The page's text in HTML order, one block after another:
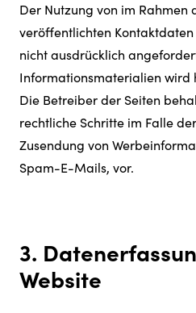
Der Nutzung von im Rahmen
veröffentlichten
nicht ausdrücklich
Informationsmaterialien wird
Die Betreiber der Seiten
rechtliche Schritte im Falle
Zusendung von
Spam-E-Mails, vor.
3.
Website